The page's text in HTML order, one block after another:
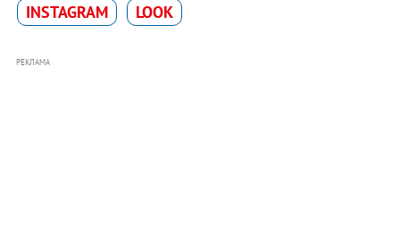
INSTAGRAM
LOOK
РЕКЛАМА